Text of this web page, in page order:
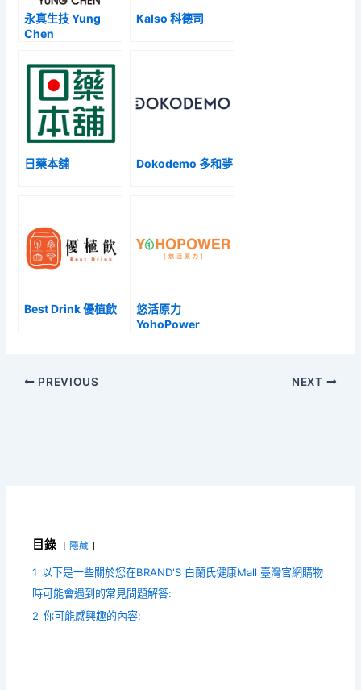
永真生技 Yung
Chen
Kalso 科德司
日藥本舖 Dokodemo 多和夢
Best Drink 優植飲
悠活原力
YohoPower
PREVIOUS NEXT
目錄 隱藏
1 以下是一些關於您在BRAND'S 白蘭氏健康Mall 臺灣官網購物
時可能會遇到的常見問題解答:
2 你可能感興趣的內容: